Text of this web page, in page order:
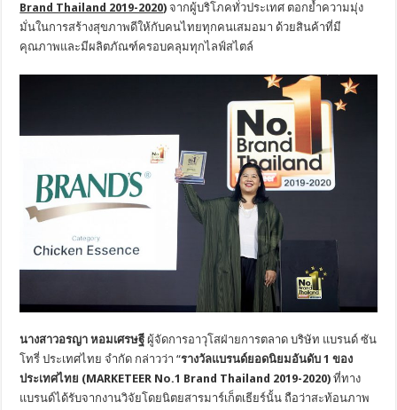
Brand Thailand 2019-2020) จากผู้บริโภคทั่วประเทศ ตอกย้ำความมุ่ง
มั่นในการสร้างสุขภาพดีให้กับคนไทยทุกคนเสมอมา ด้วยสินค้าที่มี
คุณภาพและมีผลิตภัณฑ์ครอบคลุมทุกไลฟ์สไตล์
นางสาวอรญา หอมเศรษฐี ผู้จัดการอาวุโสฝ่ายการตลาด บริษัท แบรนด์ ซัน
โทรี่ ประเทศไทย จำกัด กล่าวว่า “รางวัลแบรนด์ยอดนิยมอันดับ 1 ของ
ประเทศไทย (MARKETEER No.1 Brand Thailand 2019-2020) ที่ทาง
แบรนด์ได้รับจากงานวิจัยโดยนิตยสารมาร์เก็ตเธียร์นั้น ถือว่าสะท้อนภาพ